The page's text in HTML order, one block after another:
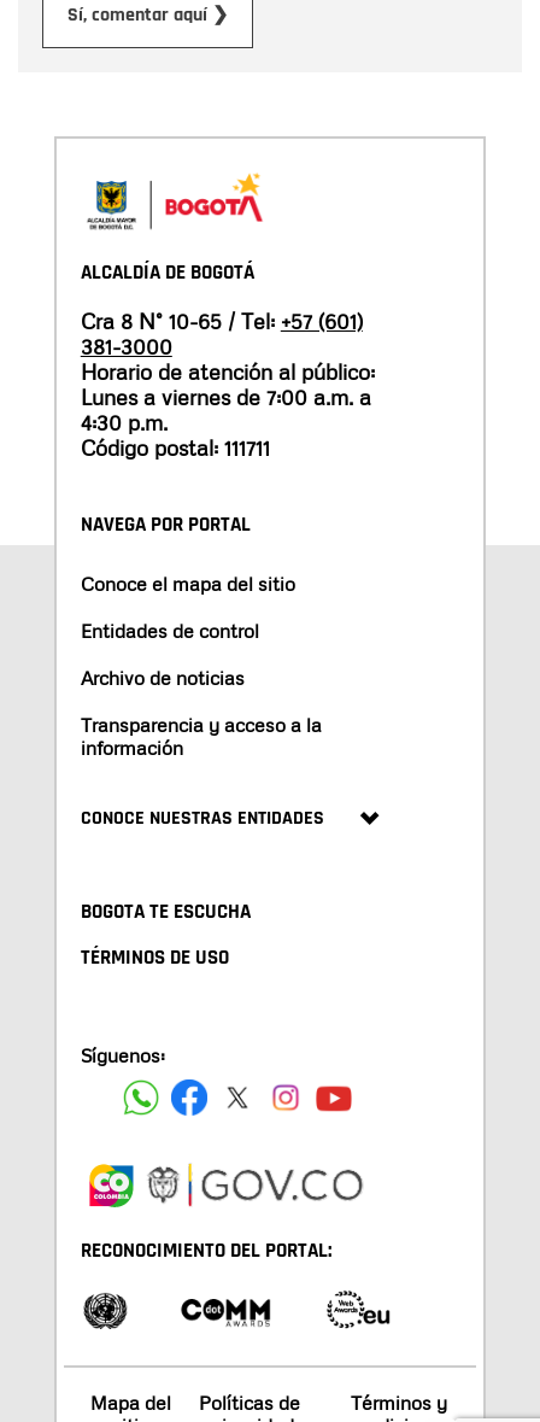
Sí, comentar aquí ❯
ALCALDÍA DE BOGOTÁ
Cra 8 N° 10-65 / Tel: +57 (601)
381-3000
Horario de atención al público:
Lunes a viernes de 7:00 a.m. a
4:30 p.m.
Código postal: 111711
NAVEGA POR PORTAL
Conoce el mapa del sitio
Entidades de control
Archivo de noticias
Transparencia y acceso a la
información
CONOCE NUESTRAS ENTIDADES
BOGOTA TE ESCUCHA
TÉRMINOS DE USO
Síguenos:
RECONOCIMIENTO DEL PORTAL:
Mapa del
Políticas de
Términos y